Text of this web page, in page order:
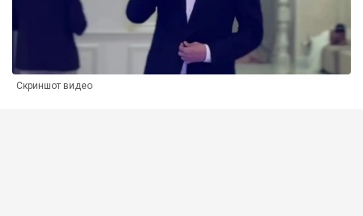
Скриншот видео